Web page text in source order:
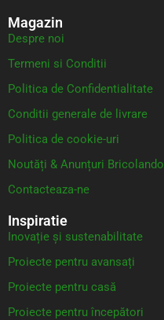
Magazin
Despre noi
Termeni si Conditii
Politica de Confidentialitate
Conditii generale de livrare
Politica de cookie-uri
Noutăți & Anunțuri Bricolando
Contacteaza-ne
Inspiratie
Inovație și sustenabilitate
Proiecte pentru avansați
Proiecte pentru casă
Proiecte pentru începători